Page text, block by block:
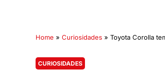
Home » Curiosidades » Toyota Corolla
CURIOSIDADES